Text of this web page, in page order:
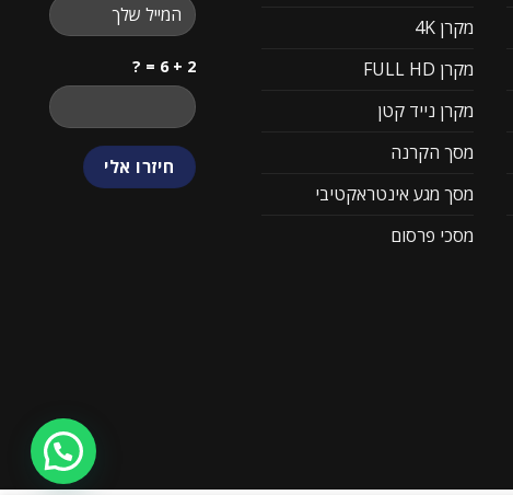
מקרן 4K
מקרן FULL HD
מקרן נייד קטן
מסך הקרנה
מסך מגע אינטראקטיבי
מסכי פרסום
2 + 6 = ?